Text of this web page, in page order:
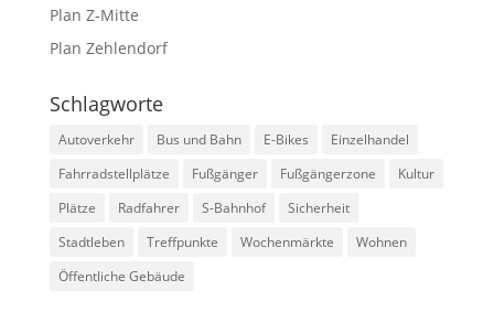
Plan Z-Mitte
Plan Zehlendorf
Schlagworte
Autoverkehr Bus und Bahn E-Bikes
Einzelhandel
Fahrradstellplätze
Fußgänger Fußgängerzone
Kultur
Plätze
Radfahrer S-Bahnhof
Sicherheit
Stadtleben
Treffpunkte Wochenmärkte
Wohnen
Öffentliche Gebäude